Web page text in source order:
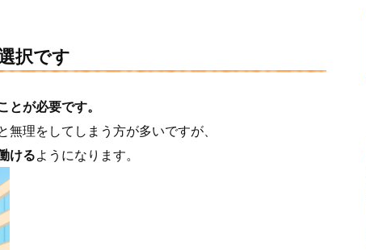
択です
とが必要です。
無理をしてしまう方が多いですが、
けるようになります。